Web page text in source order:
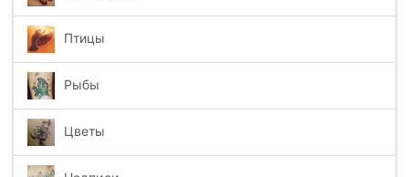
Птицы
Рыбы
Цветы